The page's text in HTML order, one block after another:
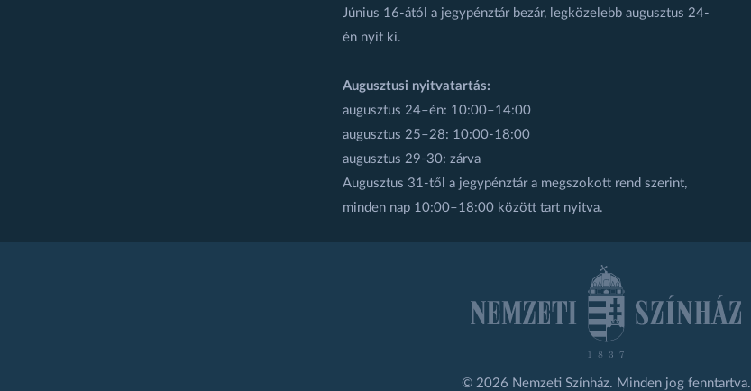
Június 16-ától a jegypénztár bezár, legközelebb augusztus 24-
én nyit ki.
Augusztusi nyitvatartás:
augusztus 24–én: 10:00–14:00
augusztus 25–28: 10:00-18:00
augusztus 29-30: zárva
Augusztus 31-től a jegypénztár a megszokott rend szerint,
minden nap 10:00–18:00 között tart nyitva.
© 2026 Nemzeti Színház. Minden jog fenntartva.